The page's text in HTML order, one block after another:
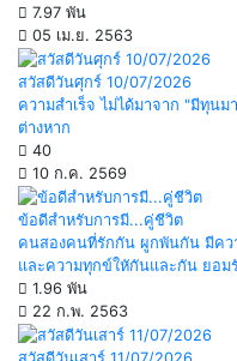
7.97 พัน
05 เม.ย. 2563
สวัสดีวันศุกร์ 10/07/2026
ความสำเร็จ ไม่ได้มาจาก "มีทุน
ต่างหาก
40
10 ก.ค. 2569
ข้อดีสำหรับการมี...คู่ชีวิต
คนสองคนที่รักกัน ผูกพันกัน มีคว
และความทุกข์ใหักันและกัน ยอม
1.96 พัน
22 ก.พ. 2563